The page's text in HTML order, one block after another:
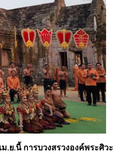
.ย.นี้ การบวงสรวงองค์พระศิวะ